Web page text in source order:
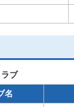
ブ
名